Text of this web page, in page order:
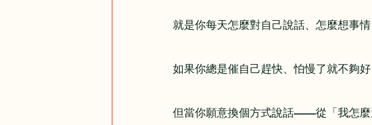
就是你每天怎麼對自己說話、怎麼想事情
如果你總是催自己趕快、怕慢了就不夠
但當你願意換個方式說話——從「我怎